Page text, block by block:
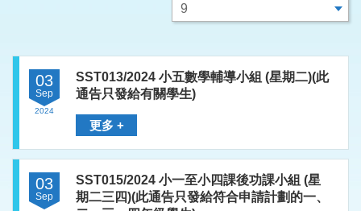
03
Sep
2024
SST013/2024 小五數學輔導小組 (星期二)(此
通告只發給有關學生)
更多 +
03
Sep
SST015/2024 小一至小四課後功課小組 (星
期二三四)(此通告只發給符合申請計劃的一、